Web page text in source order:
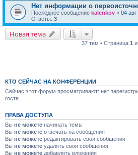
Нет информации о
Последнее сообщение kalenkov « 04
Ответы: 3
Новая тема
37 тем • Страница 1
КТО СЕЙЧАС НА КОНФЕРЕНЦИИ
Сейчас этот форум просматривают: нет
гостя
ПРАВА ДОСТУПА
Вы не можете начинать темы
Вы не можете отвечать на сообщения
Вы не можете редактировать свои сообщения
Вы не можете удалять свои сообщения
Вы не можете добавлять вложения